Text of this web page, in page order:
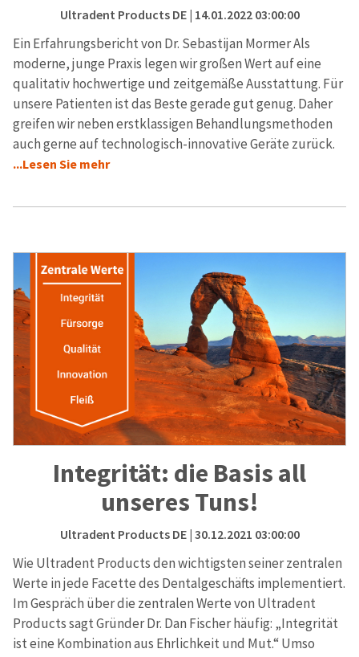
Ultradent Products DE| 14.01.2022 03:00:00
Ein Erfahrungsbericht von Dr. Sebastijan Mormer Als
moderne, junge Praxis legen wir großen Wert auf eine
qualitativ hochwertige und zeitgemäße Ausstattung. Für
unsere Patienten ist das Beste gerade gut genug. Daher
greifen wir neben erstklassigen Behandlungsmethoden
auch gerne auf technologisch-innovative Geräte zurück.
...Lesen Sie mehr
Integrität: die Basis all
unseres Tuns!
Ultradent Products DE| 30.12.2021 03:00:00
Wie Ultradent Products den wichtigsten seiner zentralen
Werte in jede Facette des Dentalgeschäfts implementiert.
Im Gespräch über die zentralen Werte von Ultradent
Products sagt Gründer Dr. Dan Fischer häufig: „Integrität
ist eine Kombination aus Ehrlichkeit und Mut.“ Umso